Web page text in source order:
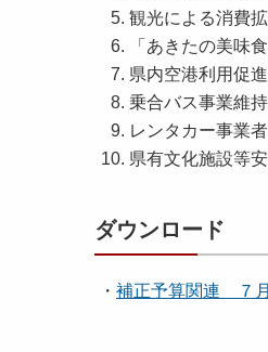
観光による消費
「あきたの美味
県内空港利用促
乗合バス事業維
レンタカー事業
県有文化施設等
ダウンロード
・ 補正予算関連 ７